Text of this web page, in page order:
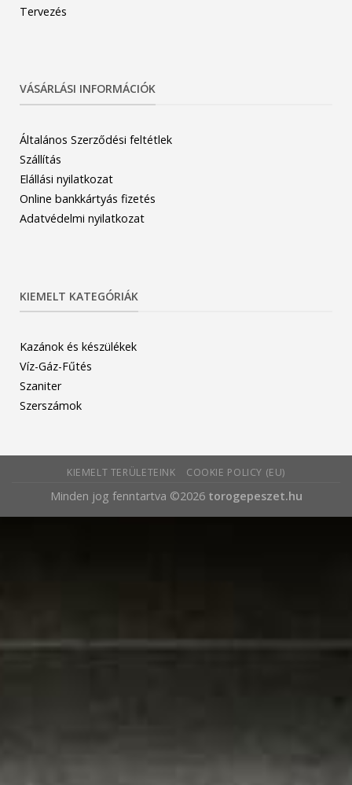
Tervezés
VÁSÁRLÁSI INFORMÁCIÓK
Általános Szerződési feltétlek
Szállítás
Elállási nyilatkozat
Online bankkártyás fizetés
Adatvédelmi nyilatkozat
KIEMELT KATEGÓRIÁK
Kazánok és készülékek
Víz-Gáz-Fűtés
Szaniter
Szerszámok
KIEMELT TERÜLETEINK COOKIE POLICY (EU)
Minden jog fenntartva ©2026 torogepeszet.hu